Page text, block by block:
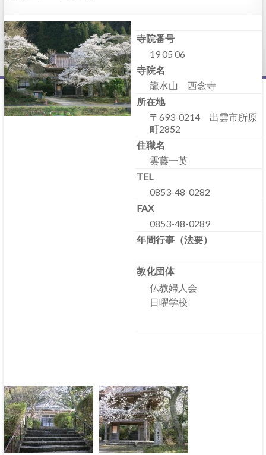
寺院番号
19 05 06
寺院名
龍水山 西念寺
所在地
〒693-0214 出雲市所原
町2852
住職名
雲藤一英
TEL
0853-48-0282
FAX
0853-48-0289
年間行事（法要）
教化団体
仏教婦人会
日曜学校